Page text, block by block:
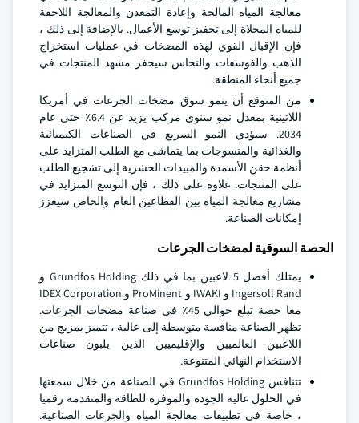
معالجة المياه المالحة وإعادة التمعدن والمعالجة اللاحقة
للمياه المحلاة إلى تحفيز توسع الأعمال. بالإضافة إلى ذلك ،
فإن الإقبال القوي لهذه المضخات في عمليات استخراج
الذهب والفوسفات والنحاس سيحفز مشهد المنتجات في
جميع أنحاء المنطقة.
من المتوقع أن ينمو سوق مضخات الجرعات في أمريكا
اللاتينية بمعدل نمو سنوي مركب يزيد عن 6.4٪ حتى عام
2034. سيؤدي النمو السريع في الصناعات الكيميائية
والغذائية والمنسوجات بما يتماشى مع الطلب المتزايد على
أنظمة حقن الأسمدة والمبيدات الحشرية إلى تشجيع الطلب
على المنتجات. علاوة على ذلك ، فإن التوسع المتزايد في
مشاريع معالجة المياه بين القطاعين العام والخاص سيعزز
إمكانات الصناعة.
الحصة السوقية لمضخات الجرعات
يمتلك أفضل 5 لاعبين بما في ذلك Grundfos Holding و
Ingersoll Rand و IWAKI و ProMinent و IDEX Corporation
معا حصة تبلغ حوالي 45٪ في صناعة مضخات الجرعات.
تظهر الصناعة منافسة متوسطة إلى عالية ، تتميز بمزيج من
اللاعبين العالميين والإقليميين الذين يلبون صناعات
الاستخدام النهائي المتنوعة.
تتنافس Grundfos Holding في الصناعة من خلال سمعتها
في الحلول عالية الجودة والموفرة للطاقة والمتقدمة رقميا
، خاصة في تطبيقات معالجة المياه والجرعات الصناعية.